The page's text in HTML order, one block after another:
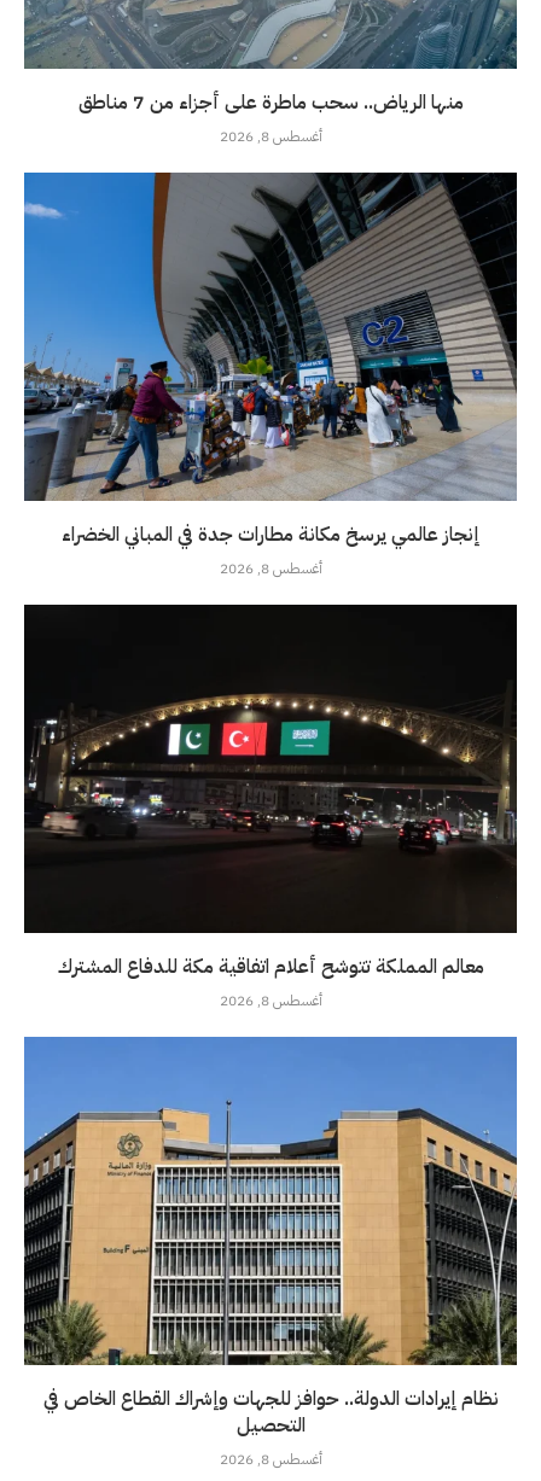
منها الرياض.. سحب ماطرة على أجزاء من 7 مناطق
أغسطس 8, 2026
إنجاز عالمي يرسخ مكانة مطارات جدة في المباني الخضراء
أغسطس 8, 2026
معالم المملكة تتوشح أعلام اتفاقية مكة للدفاع المشترك
أغسطس 8, 2026
نظام إيرادات الدولة.. حوافز للجهات وإشراك القطاع الخاص في
التحصيل
أغسطس 8, 2026